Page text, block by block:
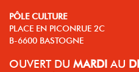
PÔLE CULTURE
PLACE EN PICONRUE 2C
B-6600 BASTOGNE
OUVERT DU MARDI AU